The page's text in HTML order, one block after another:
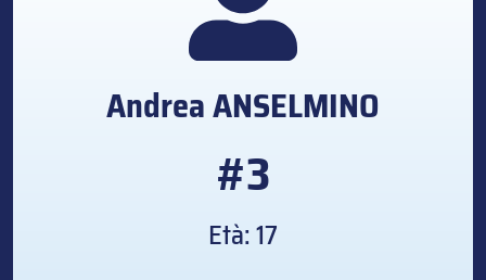
AndreaANSELMINO
#3
Età: 17